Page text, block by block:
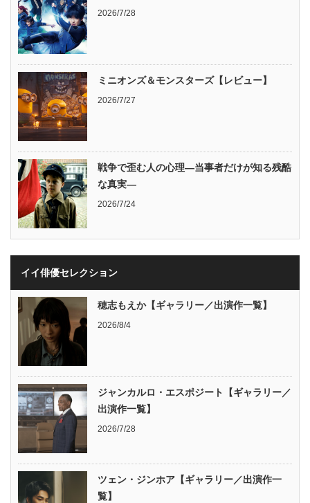
2026/7/28
ミニオンズ＆モンスターズ【レビュー】
2026/7/27
戦争で歪む人の心理―当事者だけが知る残酷
な真実―
2026/7/24
イイ俳優セレクション
穂志もえか【ギャラリー／出演作一覧】
2026/8/4
ジャンカルロ・エスポジート【ギャラリー／
出演作一覧】
2026/7/28
ツェン・ジンホア【ギャラリー／出演作一
覧】